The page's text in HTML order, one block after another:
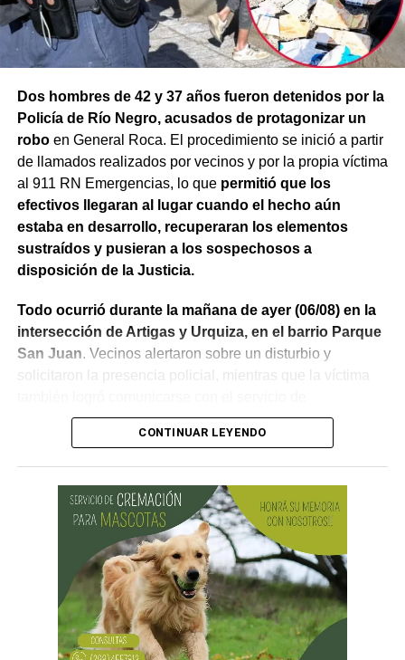
Dos hombres de 42 y 37 años fueron detenidos por la
Policía de Río Negro, acusados de protagonizar un
roboen General Roca. El procedimiento se inició a partir
de llamados realizados por vecinos y por la propia víctima
al 911 RN Emergencias, lo que permitió que los
efectivos llegaran al lugar cuando el hecho aún
estaba en desarrollo, recuperaran los elementos
sustraídos y pusieran a los sospechosos a
disposición de la Justicia.
Todo ocurrió durante la mañana de ayer (06/08) en la
intersección de Artigas y Urquiza, en el barrio Parque
San Juan. Vecinos alertaron sobre un disturbio y
solicitaron la presencia policial, mientras que la víctima
emergencias para informar lo que estaba ocurriendo.
hombres le habían sustraído una bolsa con dinero en
efectivo y dos teléfonos celulares. En el lugar se
recuperó parte de los bienes robados y se detuvo al
primer involucrado.
En forma paralela, otra comisión policial se dirigió a
una vivienda ubicada en el barrio Villa Obrera,
señalada por la víctima. Allí se identificó al segundo
CONTINUAR LEYENDO